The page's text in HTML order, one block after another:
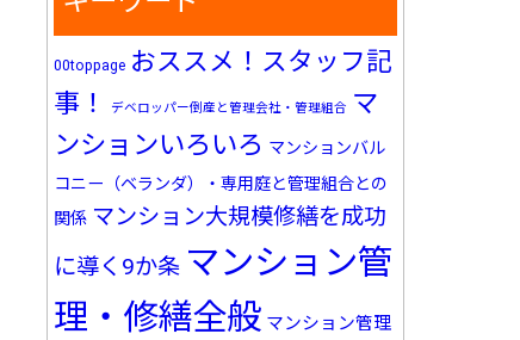
00toppage おススメ！スタッフ記
事！
デベロッパー倒産と管理会社・管理組合 マ
ンションいろいろ マンションバル
コニー（ベランダ）・専用庭と管理組合との
関係 マンション大規模修繕を成功
に導く9か条 マンション管
理・修繕全般 マンション管理